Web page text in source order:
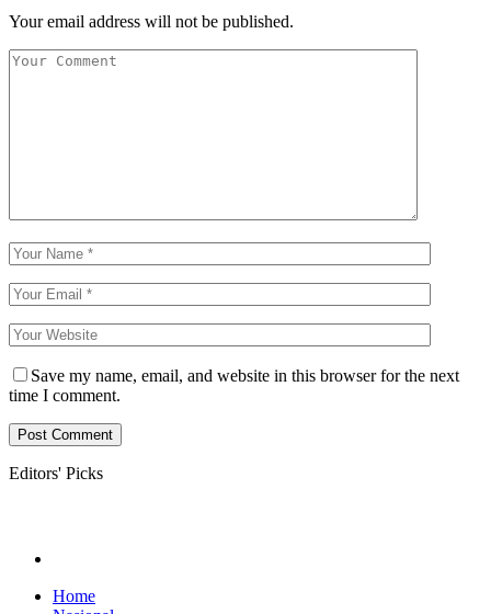
Your email address will not be published.
Save my name, email, and website in this browser for the next
time I comment.
Editors' Picks
Home